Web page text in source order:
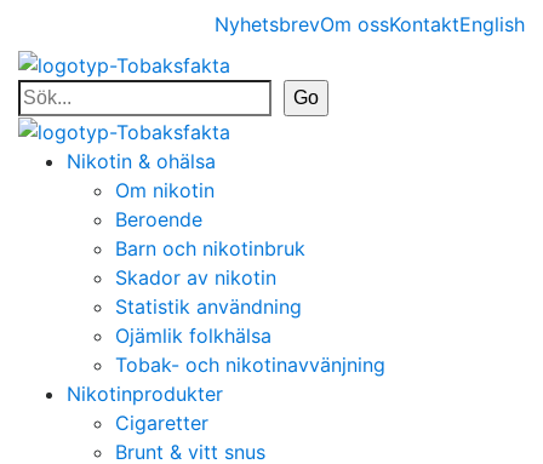
NyhetsbrevOm ossKontaktEnglish
Nikotin & ohälsa
Om nikotin
Beroende
Barn och nikotinbruk
Skador av nikotin
Statistik användning
Ojämlik folkhälsa
Tobak- och nikotinavvänjning
Nikotinprodukter
Cigaretter
Brunt & vitt snus